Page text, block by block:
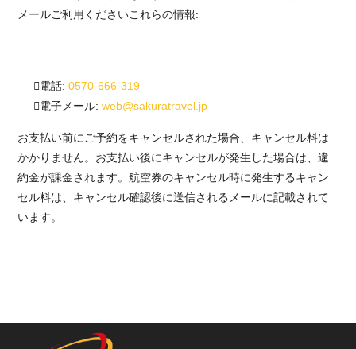
メールご利用くださいこれらの情報:
電話:0570-666-319
電子メール:web@sakuratravel.jp
お支払い前にご予約をキャンセルされた場合、キャンセル料は
かかりません。お支払い後にキャンセルが発生した場合は、違
約金が課金されます。航空券のキャンセル時に発生するキャン
セル料は、キャンセル確認後に送信されるメールに記載されて
います。